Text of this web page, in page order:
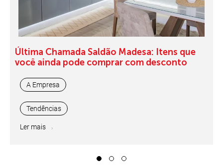
Última Chamada Saldão Madesa: Itens que
você ainda pode comprar com desconto
A Empresa
Tendências
Ler mais
3